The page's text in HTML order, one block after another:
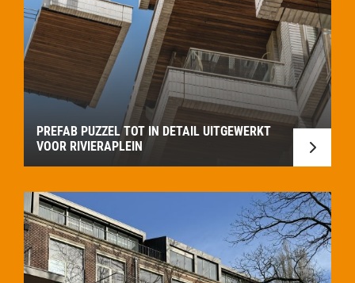
PREFAB PUZZEL TOT IN DETAIL UITGEWERKT
VOOR RIVIERAPLEIN